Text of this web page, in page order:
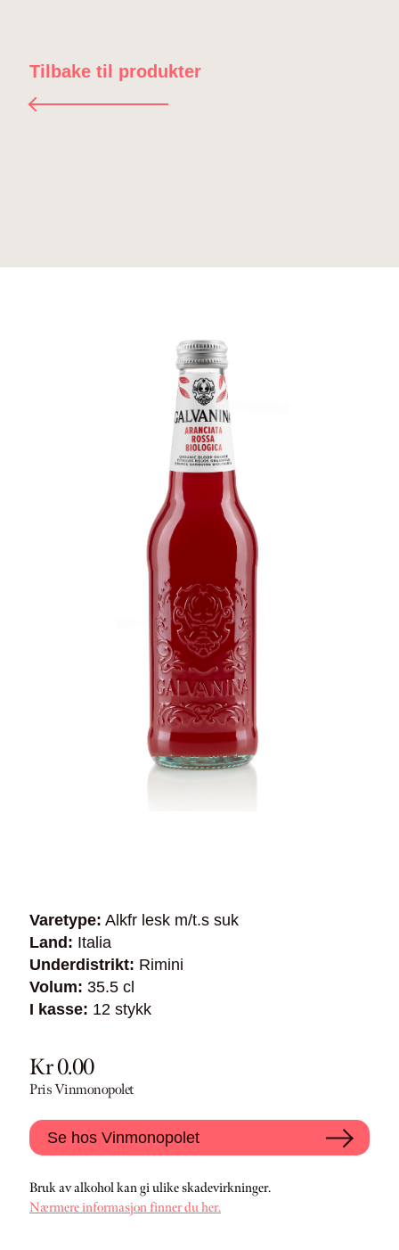
Tilbake til produkter
Varetype: Alkfr lesk m/t.s suk
Land: Italia
Underdistrikt: Rimini
Volum: 35.5 cl
I kasse: 12 stykk
Kr 0.00
Pris Vinmonopolet
Se hos Vinmonopolet
Bruk av alkohol kan gi ulike skadevirkninger.
Nærmere informasjon finner du her.